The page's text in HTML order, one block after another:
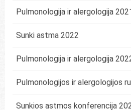
Pulmonologija ir alergologija
Sunki astma 2022
Pulmonologija ir alergologija
Pulmonologijos ir alergologijos
Sunkios astmos konferencija